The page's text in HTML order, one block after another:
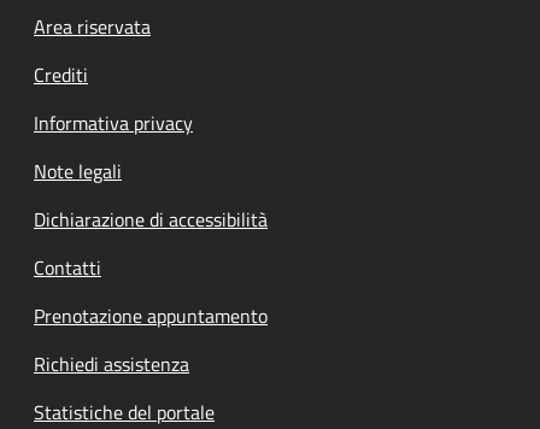
Footer menu
Area riservata
Crediti
Informativa privacy
Note legali
Dichiarazione di accessibilità
Contatti
Prenotazione appuntamento
Richiedi assistenza
Statistiche del portale